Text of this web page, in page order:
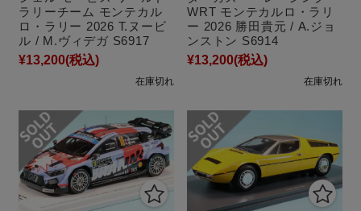
ラリーチーム モンテカル
ロ・ラリー 2026 T.ヌービ
ル / M.ヴィデガ S6917
¥13,200(税込)
在庫切れ
WRT モンテカルロ・ラリ
ー 2026 勝田貴元 / A.ジョ
ンストン S6914
¥13,200(税込)
在庫切れ